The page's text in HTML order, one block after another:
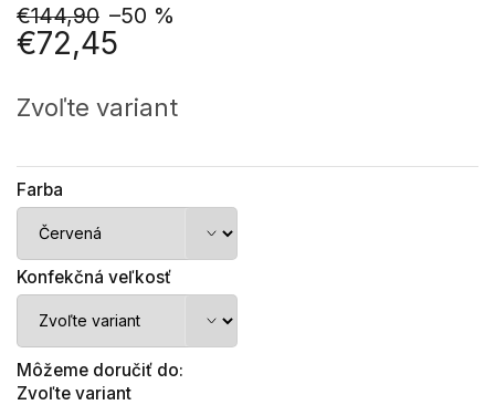
€144,90 –50 %
€72,45
cena:
Zvoľte variant
Farba
Konfekčná veľkosť
Môžeme doručiť do:
Zvoľte variant